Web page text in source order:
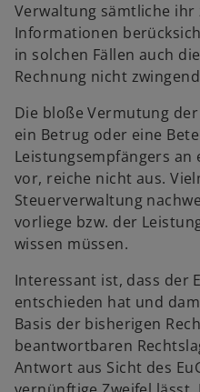
Verwaltung sämtliche
Informationen
in solchen Fällen auch
Rechnung nicht
Die bloße Vermutung
ein Betrug oder eine
Leistungsempfängers
vor, reiche nicht aus.
Steuerverwaltung
vorliege bzw. der
wissen müssen.
Interessant ist, dass der
entschieden hat und
Basis der bisherigen
beantwortbaren
Antwort aus Sicht des